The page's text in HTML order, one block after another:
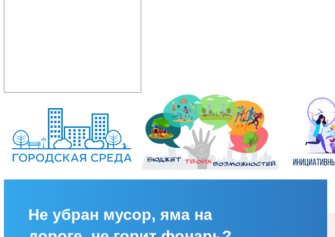
Не убран мусор, яма на